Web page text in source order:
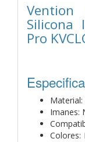
Silicona
Pro
Material:
Imanes:
Colores: